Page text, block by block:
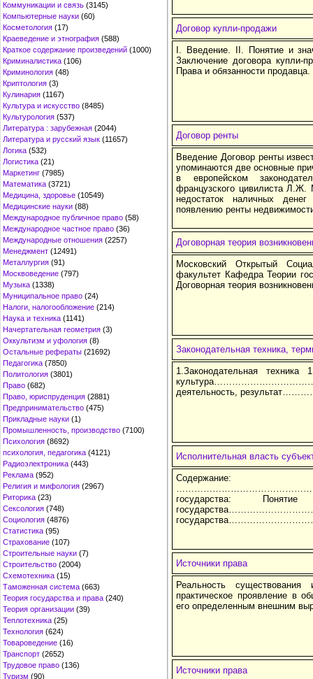
Коммуникации и связь (3145)
Компьютерные науки (60)
Косметология (17)
Краеведение и этнография (588)
Краткое содержание произведений (1000)
Криминалистика (106)
Криминология (48)
Криптология (3)
Кулинария (1167)
Культура и искусство (8485)
Культурология (537)
Литература : зарубежная (2044)
Литература и русский язык (11657)
Логика (532)
Логистика (21)
Маркетинг (7985)
Математика (3721)
Медицина, здоровье (10549)
Медицинские науки (88)
Международное публичное право (58)
Международное частное право (36)
Международные отношения (2257)
Менеджмент (12491)
Металлургия (91)
Москвоведение (797)
Музыка (1338)
Муниципальное право (24)
Налоги, налогообложение (214)
Наука и техника (1141)
Начертательная геометрия (3)
Оккультизм и уфология (8)
Остальные рефераты (21692)
Педагогика (7850)
Политология (3801)
Право (682)
Право, юриспруденция (2881)
Предпринимательство (475)
Прикладные науки (1)
Промышленность, производство (7100)
Психология (8692)
психология, педагогика (4121)
Радиоэлектроника (443)
Реклама (952)
Религия и мифология (2967)
Риторика (23)
Сексология (748)
Социология (4876)
Статистика (95)
Страхование (107)
Строительные науки (7)
Строительство (2004)
Схемотехника (15)
Таможенная система (663)
Теория государства и права (240)
Теория организации (39)
Теплотехника (25)
Технология (624)
Товароведение (16)
Транспорт (2652)
Трудовое право (136)
Туризм (90)
Договор купли-продажи
I. Введение. II. Понятие и
Заключение договора купли-
Права и обязанности продавца.
Договор ренты
Введение Договор ренты
упоминаются две основные
в европейском
французского цивилиста Л.Ж.
недостаток наличных
появлению ренты
Договорная теория
Московский Открытый
факультет Кафедра Теории
Договорная теория
Законодательная техника,
1.Законодательная
культура……………….………………2
деятельность,
Исполнительная власть
государства:
Источники права
Реальность
практическое проявление в
его определенным внешним
Источники права